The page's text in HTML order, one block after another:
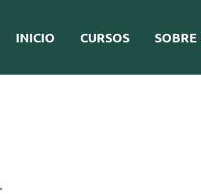
INICIO CURSOS SOBRE